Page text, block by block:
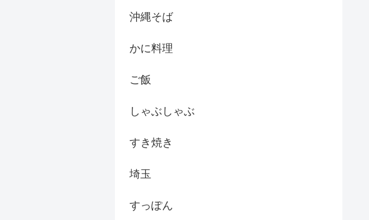
沖縄そば
かに料理
ご飯
しゃぶしゃぶ
すき焼き
埼玉
すっぽん